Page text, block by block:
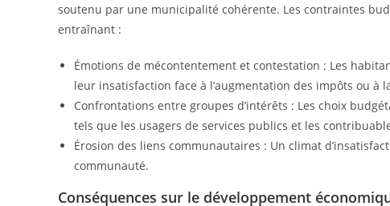
soutenu par une municipalité cohérente. Les contraintes
entraînant :
Émotions de mécontentement et contestation : Les
leur insatisfaction face à l’augmentation des impôts ou à
Confrontations entre groupes d’intérêts : Les choix
tels que les usagers de services publics et les
Érosion des liens communautaires : Un climat
communauté.
Conséquences sur le développement